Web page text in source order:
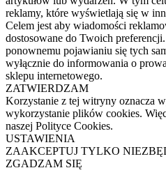
reklamy, które wyświetlają się w
Celem jest aby wiadomości
dostosowane do Twoich
ponownemu pojawianiu się tych
wyłącznie do informowania o
sklepu internetowego.
ZATWIERDZAM
Korzystanie z tej witryny oznacza
wykorzystanie plików cookies.
naszej Polityce Cookies.
USTAWIENIA
ZAAKCEPTUJ TYLKO
ZGADZAM SIĘ